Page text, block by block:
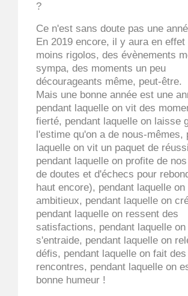
?
Ce n'est sans doute pas une
En 2019 encore, il y aura en effet
moins rigolos, des évènements
sympa, des moments un peu
décourageants même, peut-être.
Mais une bonne année est une
pendant laquelle on vit des
fierté, pendant laquelle on laisse
l'estime qu'on a de nous-mêmes,
laquelle on vit un paquet de
pendant laquelle on profite de
de doutes et d'échecs pour
haut encore), pendant laquelle on
ambitieux, pendant laquelle on
pendant laquelle on ressent des
satisfactions, pendant laquelle on
s'entraide, pendant laquelle on
défis, pendant laquelle on fait des
rencontres, pendant laquelle on
bonne humeur !